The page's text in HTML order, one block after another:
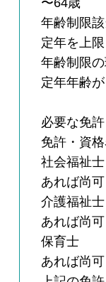
〜64歳
年齢制限
定年を上限
年齢制限
定年年齢
必要な免
免許・資格
社会福祉士
あれば尚可
介護福祉士
あれば尚可
保育士
あれば尚可